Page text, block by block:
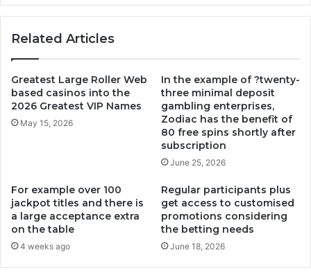
Related Articles
Greatest Large Roller Web
based casinos into the
2026 Greatest VIP Names
May 15, 2026
In the example of ?twenty-
three minimal deposit
gambling enterprises,
Zodiac has the benefit of
80 free spins shortly after
subscription
June 25, 2026
For example over 100
jackpot titles and there is
a large acceptance extra
on the table
4 weeks ago
Regular participants plus
get access to customised
promotions considering
the betting needs
June 18, 2026